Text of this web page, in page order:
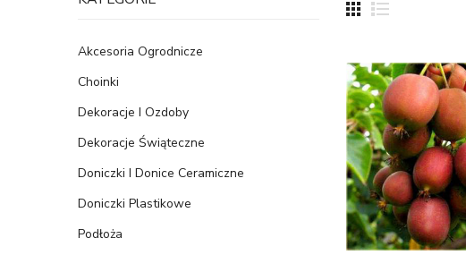
Akcesoria Ogrodnicze
Choinki
Dekoracje I Ozdoby
Dekoracje Świąteczne
Doniczki I Donice Ceramiczne
Doniczki Plastikowe
Podłoża